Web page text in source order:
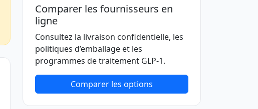
Comparer les fournisseurs en
ligne
Consultez la livraison confidentielle, les
politiques d’emballage et les
programmes de traitement GLP-1.
Comparer les options